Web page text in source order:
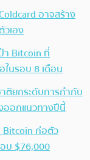
อาจสร้าง
เอง
า Bitcoin ที่
ในรอบ 8 เดือน
ติยกระดับการกำกับ
ออกแนวทางปีนี้
Bitcoin ก่อตัว
บ $76,000